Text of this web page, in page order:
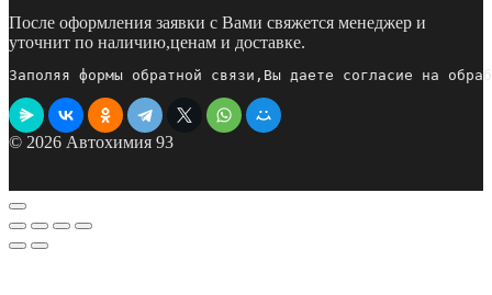
После оформления заявки с Вами свяжется менеджер и
уточнит по наличию,ценам и доставке.
Заполяя формы обратной связи,Вы даете согласие на
© 2026 Автохимия 93